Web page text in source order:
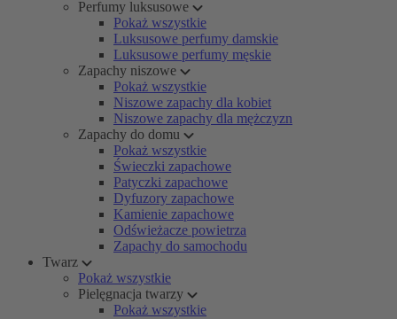
Perfumy luksusowe
Pokaż wszystkie
Luksusowe perfumy damskie
Luksusowe perfumy męskie
Zapachy niszowe
Pokaż wszystkie
Niszowe zapachy dla kobiet
Niszowe zapachy dla mężczyzn
Zapachy do domu
Pokaż wszystkie
Świeczki zapachowe
Patyczki zapachowe
Dyfuzory zapachowe
Kamienie zapachowe
Odświeżacze powietrza
Zapachy do samochodu
Twarz
Pokaż wszystkie
Pielęgnacja twarzy
Pokaż wszystkie